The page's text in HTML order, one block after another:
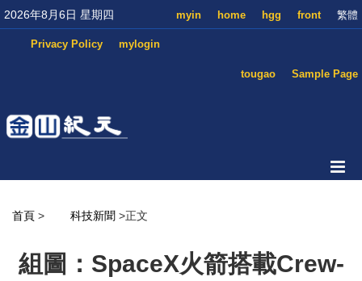
2026年8月6日 星期四 繁體
front
hgg
home
myin
mylogin
Privacy Policy
Sample Page
tougao
首頁 > 科技新聞 >正文
組圖：SpaceX火箭搭載Crew-